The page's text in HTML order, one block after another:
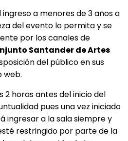
a menores de 3 años a
del evento lo permita y se
por los canales de
Santander de Artes
del público en sus
web.
2 horas antes del inicio del
pues una vez iniciado
ingresar a la sala siempre y
restringido por parte de la